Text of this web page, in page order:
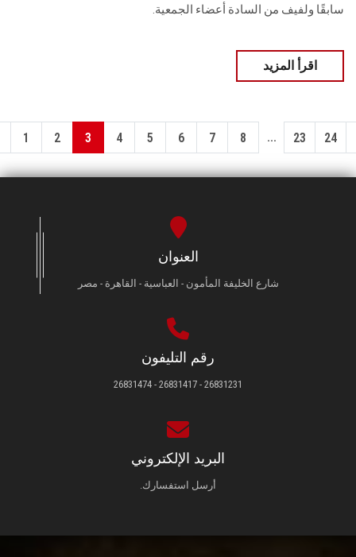
سابقًا ولفيف من السادة أعضاء الجمعية.
اقرأ المزيد
1 2 3 4 5 6 7 8 ... 23 24
العنوان
شارع الخليفة المأمون - العباسية - القاهرة - مصر
رقم التليفون
26831231 - 26831417 - 26831474
البريد الإلكتروني
أرسل استفسارك.